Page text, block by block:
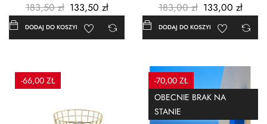
183,50 zł 133,50 zł
DODAJ DO KOSZYKA
183,00 zł 133,00 zł
DODAJ DO KOSZYKA
-66,00 ZŁ
-70,00 ZŁ
OBECNIE BRAK NA
STANIE